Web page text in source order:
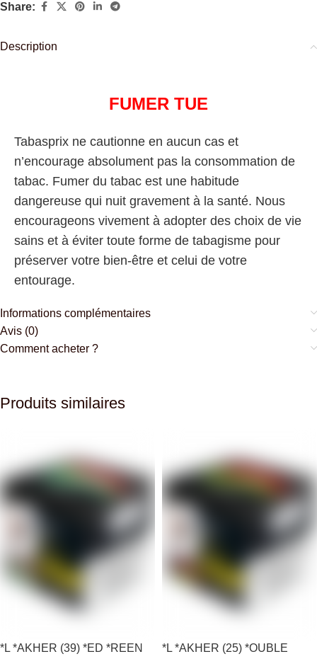
Share:
Description
FUMER TUE
Tabasprix ne cautionne en aucun cas et
n’encourage absolument pas la consommation de
tabac. Fumer du tabac est une habitude
dangereuse qui nuit gravement à la santé. Nous
encourageons vivement à adopter des choix de vie
sains et à éviter toute forme de tabagisme pour
préserver votre bien-être et celui de votre
entourage.
Informations complémentaires
Avis (0)
Comment acheter ?
Produits similaires
*L *AKHER (39) *ED *REEN
*L *AKHER (25) *OUBLE